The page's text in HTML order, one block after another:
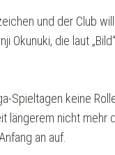
und der Club
Okunuki, die laut
Spieltagen keine
längerem nicht
an auf.